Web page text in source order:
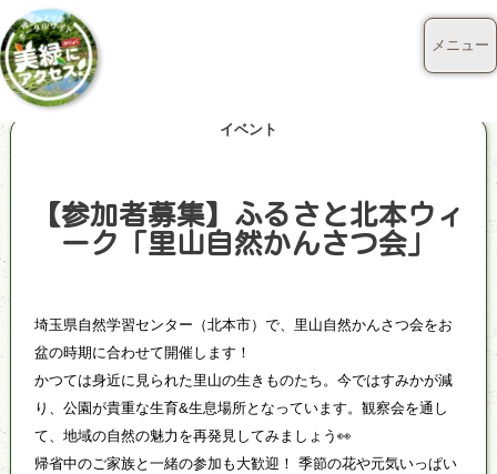
イベント
【参加者募集】ふるさと北本ウィ
ーク「里山自然かんさつ会」
埼玉県自然学習センター（北本市）で、里山自然かんさつ会をお
盆の時期に合わせて開催します！
かつては身近に見られた里山の生きものたち。今ではすみかが減
り、公園が貴重な生育&生息場所となっています。観察会を通し
て、地域の自然の魅力を再発見してみましょう👀
帰省中のご家族と一緒の参加も大歓迎！ 季節の花や元気いっぱい
メニュー